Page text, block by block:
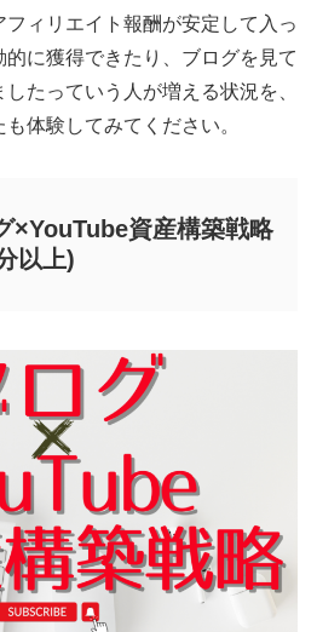
ィリエイト報酬が安定して入っ
に獲得できたり、ブログを見て
たっていう人が増える状況を、
体験してみてください。
×YouTube資産構築戦略
以上)